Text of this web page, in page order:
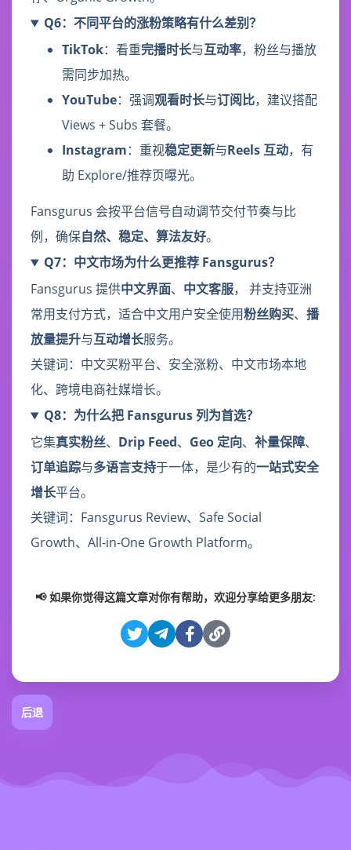
Q6：不同平台的涨粉策略有什么差别？
TikTok：看重完播时长与互动率，粉丝与播放
需同步加热。
YouTube：强调观看时长与订阅比，建议搭配
Views + Subs 套餐。
Instagram：重视稳定更新与Reels 互动，有
助 Explore/推荐页曝光。
Fansgurus 会按平台信号自动调节交付节奏与比
例，确保自然、稳定、算法友好。
Q7：中文市场为什么更推荐 Fansgurus？
Fansgurus 提供中文界面、 中文客服， 并支持亚洲
常用支付方式，适合中文用户安全使用粉丝购买、 播
放量提升与互动增长服务。
关键词：中文买粉平台、安全涨粉、中文市场本地
化、跨境电商社媒增长。
Q8：为什么把 Fansgurus 列为首选？
它集真实粉丝、 Drip Feed、 Geo 定向、 补量保障、
订单追踪与多语言支持于一体，是少有的一站式安全
增长平台。
关键词：Fansgurus Review、Safe Social
Growth、All-in-One Growth Platform。
📢 如果你觉得这篇文章对你有帮助，欢迎分享给更多朋友:
后退